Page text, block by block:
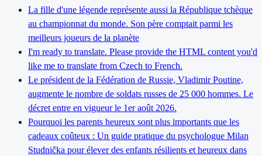
La fille d'une légende représente aussi la République tchèque
au championnat du monde. Son père comptait parmi les
meilleurs joueurs de la planète
I'm ready to translate. Please provide the HTML content you'd
like me to translate from Czech to French.
Le président de la Fédération de Russie, Vladimir Poutine,
augmente le nombre de soldats russes de 25 000 hommes. Le
décret entre en vigueur le 1er août 2026.
Pourquoi les parents heureux sont plus importants que les
cadeaux coûteux : Un guide pratique du psychologue Milan
Studnička pour élever des enfants résilients et heureux dans